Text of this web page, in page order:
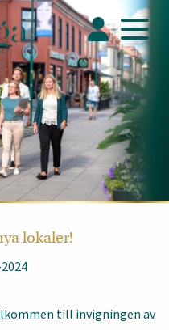
lokaler!
till invigningen av